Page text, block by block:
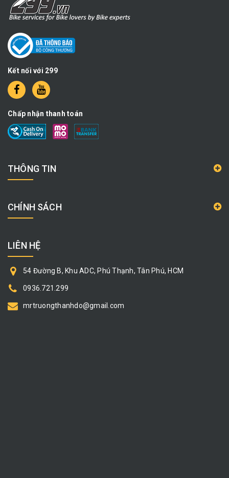
Kết nối với 299
Chấp nhận thanh toán
THÔNG TIN
CHÍNH SÁCH
LIÊN HỆ
54 Đường B, Khu ADC, Phú Thạnh, Tân Phú, HCM
0936.721.299
mrtruongthanhdo@gmail.com